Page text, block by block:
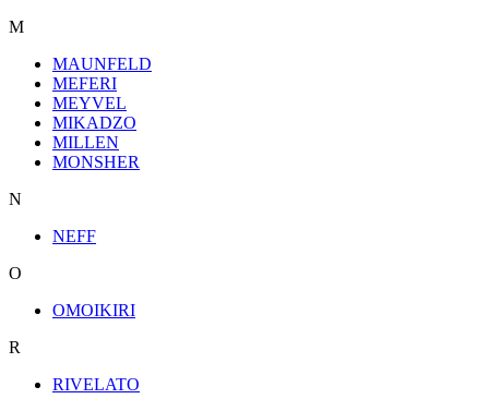
M
MAUNFELD
MEFERI
MEYVEL
MIKADZO
MILLEN
MONSHER
N
NEFF
O
OMOIKIRI
R
RIVELATO